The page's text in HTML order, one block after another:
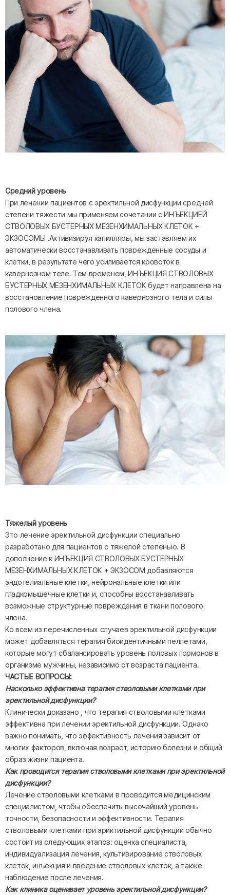
Средний уровень
При лечении пациентов с эректильной дисфункции средней
степени тяжести мы применяем сочетании с ИНЪЕКЦИЕЙ
СТВОЛОВЫХ БУСТЕРНЫХ МЕЗЕНХИМАЛЬНЫХ КЛЕТОК +
ЭКЗОСОМЫ .Активизируя капилляры, мы заставляем их
автоматически восстанавливать поврежденные сосуды и
клетки, в результате чего усиливается кровоток в
кавернозном теле. Тем временем, ИНЪЕКЦИЯ СТВОЛОВЫХ
БУСТЕРНЫХ МЕЗЕНХИМАЛЬНЫХ КЛЕТОК будет направлена на
восстановление поврежденного кавернозного тела и силы
полового члена.
Тяжелый уровень
Это лечение эректильной дисфункции специально
разработано для пациентов с тяжелой степенью. В
дополнение к ИНЪЕКЦИЯ СТВОЛОВЫХ БУСТЕРНЫХ
МЕЗЕНХИМАЛЬНЫХ КЛЕТОК + ЭКЗОСОМ добавляются
эндотелиальные клетки, нейрональные клетки или
гладкомышечные клетки и, способны восстанавливать
возможные структурные повреждения в ткани полового
члена.
Ко всем из перечисленных случаев эректильной дисфункции
может добавляться терапия биоидентичными пеллетами,
которые могут сбалансировать уровень половых гормонов в
организме мужчины, независимо от возраста пациента.
ЧАСТЫЕ ВОПРОСЫ:
Насколько эффективна терапия стволовыми клетками при
эректильной дисфункции?
Клинически доказано , что терапия стволовыми клетками
эффективна при лечении эректильной дисфункции. Однако
важно понимать, что эффективность лечения зависит от
многих факторов, включая возраст, историю болезни и общий
образ жизни пациента.
Как проводится терапия стволовыми клетками при эректильной
дисфункции?
Лечение стволовыми клетками в проводится медицинским
специалистом, чтобы обеспечить высочайший уровень
точности, безопасности и эффективности. Терапия
стволовыми клетками при эриктильной дисфункции обычно
состоит из следующих этапов: оценка специалиста,
индивидуализация лечения, культивирование стволовых
клеток, инъекция и введение стволовых клеток, а также
наблюдение после лечения.
Как клиника оценивает уровень эректильной дисфункции?